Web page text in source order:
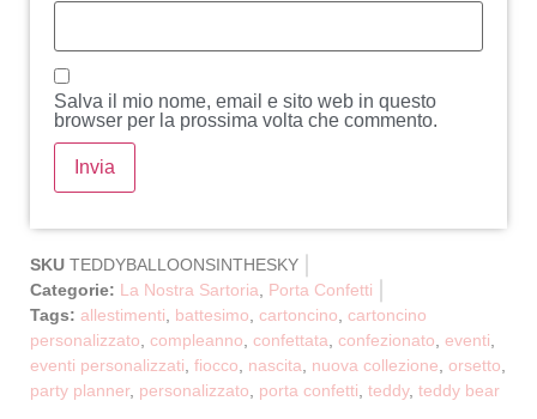
Salva il mio nome, email e sito web in questo
browser per la prossima volta che commento.
SKU TEDDYBALLOONSINTHESKY
Categorie: La Nostra Sartoria, Porta Confetti
Tags: allestimenti, battesimo, cartoncino, cartoncino
personalizzato, compleanno, confettata, confezionato, eventi,
eventi personalizzati, fiocco, nascita, nuova collezione, orsetto,
party planner, personalizzato, porta confetti, teddy, teddy bear